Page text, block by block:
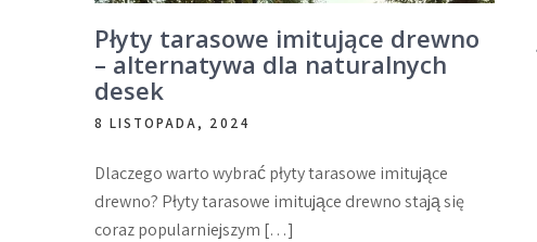
Płyty tarasowe imitujące drewno
– alternatywa dla naturalnych
desek
8 LISTOPADA, 2024
Dlaczego warto wybrać płyty tarasowe imitujące
drewno? Płyty tarasowe imitujące drewno stają się
coraz popularniejszym […]